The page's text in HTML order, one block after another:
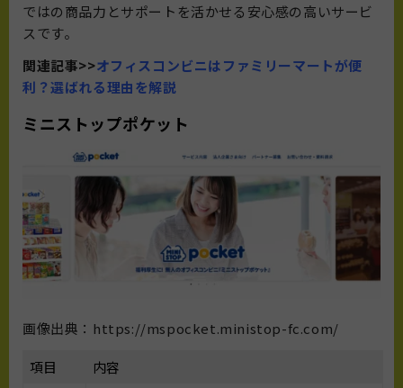
ではの商品力とサポートを活かせる安心感の高いサービ
スです。
関連記事>>オフィスコンビニはファミリーマートが便
利？選ばれる理由を解説
ミニストップポケット
画像出典：https://mspocket.ministop-fc.com/
項目
内容